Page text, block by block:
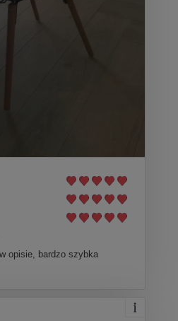
opisie, bardzo szybka